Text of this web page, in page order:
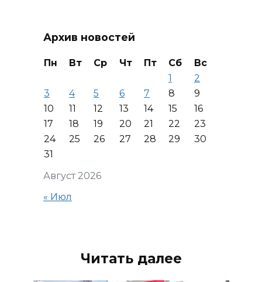
Архив новостей
Август 2026
Пн Вт Ср Чт Пт Сб
Вс
1
2
3
4 5 6 7 8
9
10
11 12 13 14 15
16
17
18 19 20 21 22
23
24
25 26 27 28 29
30
31
« Июл
Читать далее